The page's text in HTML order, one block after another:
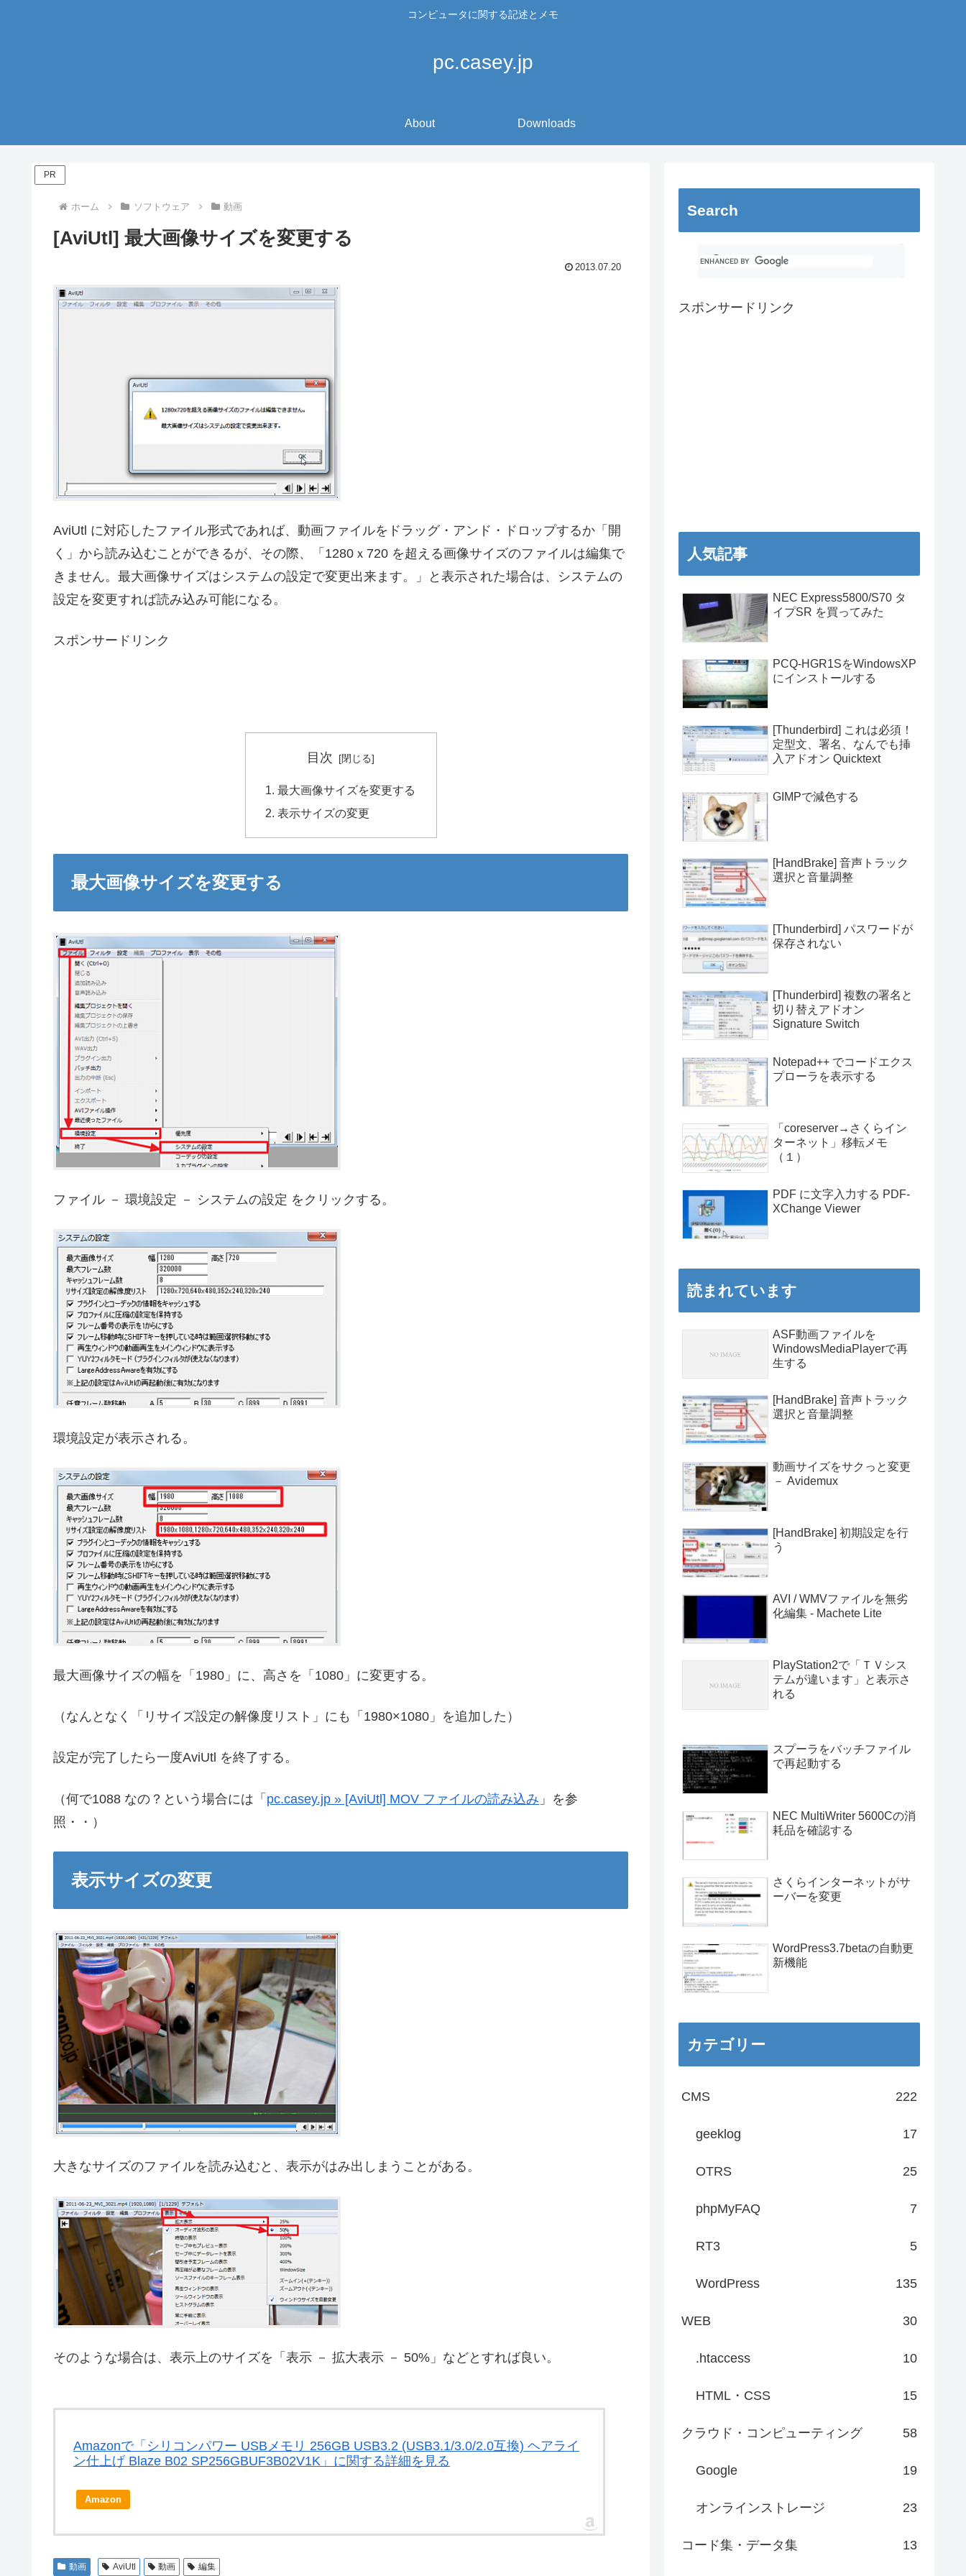
コンピュータに関する記述とメモ
pc.casey.jp
About Downloads
PR
ホーム ソフトウェア 動画
[AviUtl] 最大画像サイズを変更する
2013.07.20
AviUtl に対応したファイル形式であれば、動画ファイルをドラッグ・アンド・ドロップするか「開
く」から読み込むことができるが、その際、「1280ｘ720 を超える画像サイズのファイルは編集で
きません。最大画像サイズはシステムの設定で変更出来ます。」と表示された場合は、システムの
設定を変更すれば読み込み可能になる。
スポンサードリンク
目次
最大画像サイズを変更する
表示サイズの変更
最大画像サイズを変更する
ファイル － 環境設定 － システムの設定 をクリックする。
環境設定が表示される。
最大画像サイズの幅を「1980」に、高さを「1080」に変更する。
（なんとなく「リサイズ設定の解像度リスト」にも「1980×1080」を追加した）
設定が完了したら一度AviUtl を終了する。
（何で1088 なの？という場合には「 pc.casey.jp » [AviUtl] MOV ファイルの読み込み 」を参
照・・）
表示サイズの変更
大きなサイズのファイルを読み込むと、表示がはみ出しまうことがある。
そのような場合は、表示上のサイズを「表示 － 拡大表示 － 50%」などとすれば良い。
Amazonで「シリコンパワー USBメモリ 256GB USB3.2 (USB3.1/3.0/2.0互換) ヘアライ
ン仕上げ Blaze B02 SP256GBUF3B02V1K」に関する詳細を見る
Amazon
動画 AviUtl 動画 編集
Search
スポンサードリンク
人気記事
NEC Express5800/S70 タ
イプSR を買ってみた
PCQ-HGR1SをWindowsXP
にインストールする
[Thunderbird] これは必須！
定型文、署名、なんでも挿
入アドオン Quicktext
GIMPで減色する
[HandBrake] 音声トラック
選択と音量調整
[Thunderbird] パスワードが
保存されない
[Thunderbird] 複数の署名と
切り替えアドオン
Signature Switch
Notepad++ でコードエクス
プローラを表示する
「coreserver→さくらイン
ターネット」移転メモ
（１）
PDF に文字入力する PDF-
XChange Viewer
読まれています
ASF動画ファイルを
WindowsMediaPlayerで再
生する
[HandBrake] 音声トラック
選択と音量調整
動画サイズをサクっと変更
－ Avidemux
[HandBrake] 初期設定を行
う
AVI / WMVファイルを無劣
化編集 - Machete Lite
PlayStation2で「ＴＶシス
テムが違います」と表示さ
れる
スプーラをバッチファイル
で再起動する
NEC MultiWriter 5600Cの消
耗品を確認する
さくらインターネットがサ
ーバーを変更
WordPress3.7betaの自動更
新機能
カテゴリー
CMS 222
geeklog 17
OTRS 25
phpMyFAQ 7
RT3 5
WordPress 135
WEB 30
.htaccess 10
HTML・CSS 15
クラウド・コンピューティング 58
Google 19
オンラインストレージ 23
コード集・データ集 13